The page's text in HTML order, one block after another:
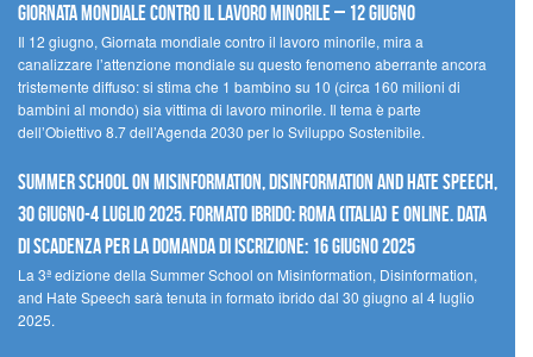
Giornata mondiale contro il lavoro minorile – 12 giugno
Il 12 giugno, Giornata mondiale contro il lavoro minorile, mira a
canalizzare l’attenzione mondiale su questo fenomeno aberrante ancora
tristemente diffuso: si stima che 1 bambino su 10 (circa 160 milioni di
bambini al mondo) sia vittima di lavoro minorile. Il tema è parte
dell’Obiettivo 8.7 dell’Agenda 2030 per lo Sviluppo Sostenibile.
Summer School on Misinformation, Disinformation and Hate Speech,
30 giugno-4 luglio 2025. Formato ibrido: Roma (Italia) e online. Data
di scadenza per la domanda di iscrizione: 16 giugno 2025
La 3ª edizione della Summer School on Misinformation, Disinformation,
and Hate Speech sarà tenuta in formato ibrido dal 30 giugno al 4 luglio
2025.